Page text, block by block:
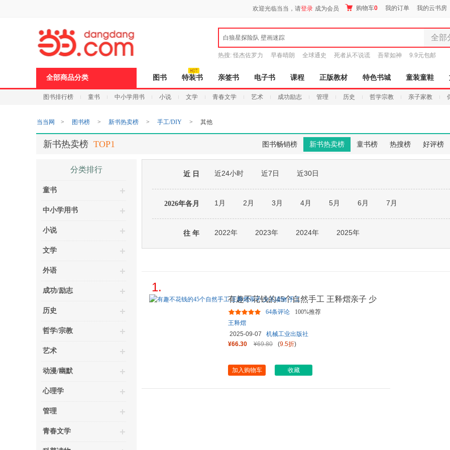
页
欢迎光临当当，请登录 成为会员 购物车0 我的订单 我的云书房
白狼星探险队 壁画迷踪 全部
全部分
图书
电子书
音像
玩具
孕婴
热搜: 怪杰佐罗力 早春晴朗 全球通史 死者从不说谎 吾辈如神 9.9元包邮
全部商品分类 图书 特装书 亲签书 电子书 课程 正版教材 特色书城 童装童鞋
图书排行榜 童书 中小学用书 小说 文学 青春文学 艺术 成功励志 管理 历史 哲学宗教 亲子家教
当当网 > 图书榜 > 新书热卖榜 > 手工/DIY > 其他
图书畅销榜 新书热卖榜 童书榜 热搜榜 好评榜
新书热卖榜 TOP1
分类排行
童书
中小学用书
小说
文学
外语
成功/励志
历史
哲学/宗教
艺术
动漫/幽默
心理学
管理
青春文学
近 日 近24小时 近7日 近30日
2026年各月 1月 2月 3月 4月 5月 6月 7月
往 年 2022年 2023年 2024年 2025年
1.
有趣不花钱的45个自然手工 王释熠亲子 少
儿读物 手工64条评论
100%推荐
王释熠
2025-09-07
机械工业出版社
¥66.30
¥69.80 (9.5折)
加入购物车 收藏